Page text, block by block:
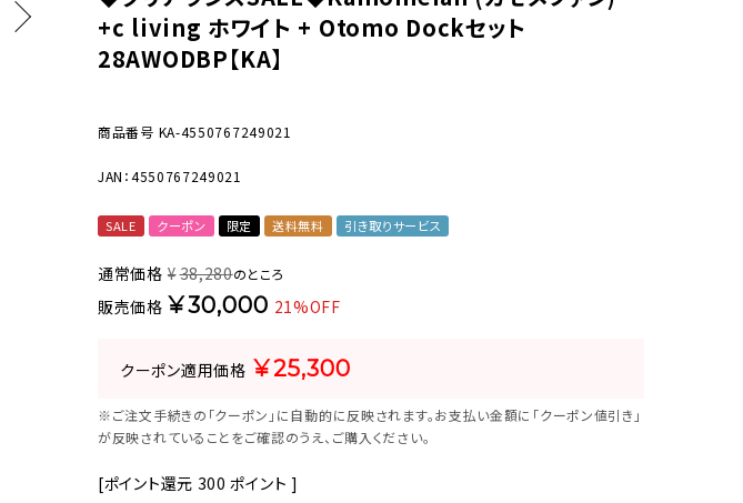
+c living ホワイト + Otomo Dockセット
28AWODBP【KA】
商品番号 KA-4550767249021
JAN：4550767249021
SALE クーポン 限定 送料無料 引き取りサービス
通常価格 ¥38,280のところ
販売価格 ¥30,000 21%OFF
クーポン適用価格 ¥25,300
※ご注文手続きの「クーポン」に自動的に反映されます。お支払い金額に「クーポン値引き」
が反映されていることをご確認のうえ、ご購入ください。
[ポイント還元 300 ポイント ]